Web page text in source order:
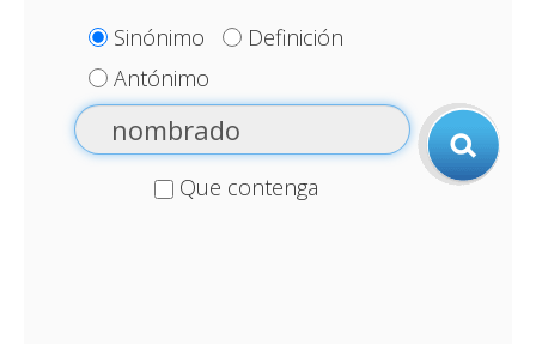
Sinónimo
Definición
Antónimo
Que contenga